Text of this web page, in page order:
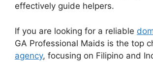
effectively guide helpers.
If you are looking for a reliable
GA Professional Maids is the top
agency, focusing on Filipino and